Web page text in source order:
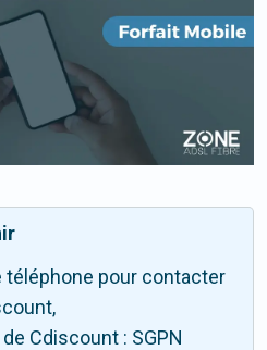
pour contacter
Cdiscount : SGPN